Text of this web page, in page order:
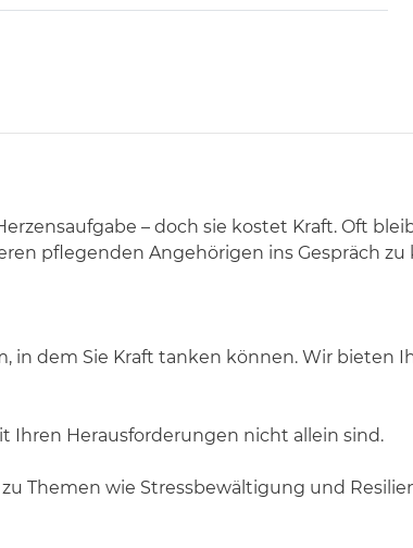
– doch sie kostet Kraft. Oft
pflegenden Angehörigen ins Gespräch
in dem Sie Kraft tanken können. Wir bieten
Ihren Herausforderungen nicht allein sind.
Themen wie Stressbewältigung und